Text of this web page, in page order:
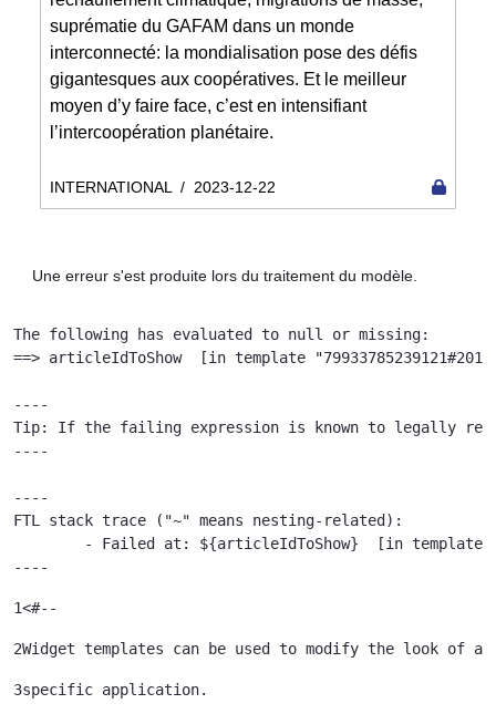
suprématie du GAFAM dans un monde
interconnecté: la mondialisation pose des défis
gigantesques aux coopératives. Et le meilleur
moyen d’y faire face, c’est en intensifiant
l’intercoopération planétaire.
INTERNATIONAL / 2023-12-22
Une erreur s'est produite lors du traitement du modèle.
The following has evaluated to null or missing:
==> articleIdToShow  [in template
----
Tip: If the failing expression is known to legally refer
----
----
FTL stack trace ("~" means nesting-related):
----
1<#--
2Widget templates can be used to modify the look of a
3specific application.